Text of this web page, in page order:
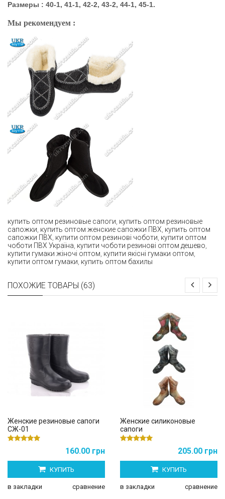
Размеры : 40-1, 41-1, 42-2, 43-2, 44-1, 45-1.
Мы рекомендуем :
купить оптом резиновые сапоги купить оптом резиновые
сапожки купить оптом женские сапожки ПВХ купить оптом
сапожки ПВХ купити оптом резинові чоботи купити оптом
чоботи ПВХ Україна купити чоботи резинові оптом дешево
купити гумаки жіночі оптом купити якісні гумаки оптом
купити оптом гумаки купить оптом бахилы
ПОХОЖИЕ ТОВАРЫ (63)
Женские резиновые сапоги
СЖ-01
160.00 грн
КУПИТЬ
в закладки сравнение
Женские силиконовые
сапоги
205.00 грн
КУПИТЬ
в закладки сравнение